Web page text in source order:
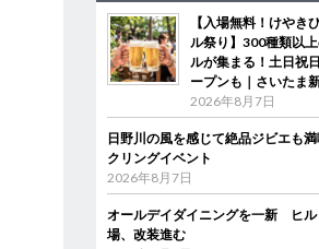
【入場無料！けやき
ル祭り】300種類以
ルが集まる！土日祝
ープンも｜さいたま
2026年8月7日
日野川の風を感じて絶品ジビエも
クリングイベント
2026年8月7日
オールデイダイニングを一新 ヒル
場、改装進む